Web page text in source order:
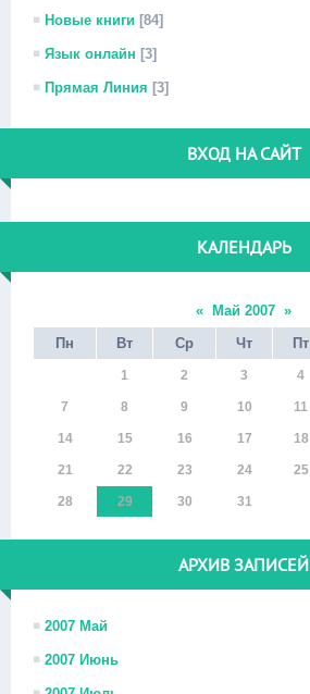
Новые книги [84]
Язык онлайн [3]
Прямая Линия [3]
ВХОД НА САЙТ
КАЛЕНДАРЬ
« Май 2007 »
Пн
Вт Ср Чт Пт
1 2 3 4
7 8 9 10 11
14 15 16 17 18
21 22 23 24 25
28 29 30 31
АРХИВ ЗАПИСЕЙ
2007 Май
2007 Июнь